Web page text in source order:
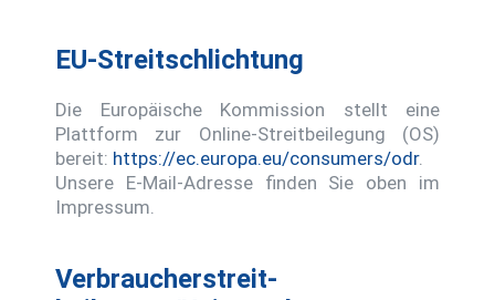
EU-Streitschlichtung
Die Europäische Kommission stellt eine
Plattform zur Online-Streitbeilegung (OS)
bereit: https://ec.europa.eu/consumers/odr.
Unsere E-Mail-Adresse finden Sie oben im
Impressum.
Verbraucher­streit­